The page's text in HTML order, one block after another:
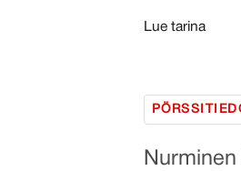
Lue tarina